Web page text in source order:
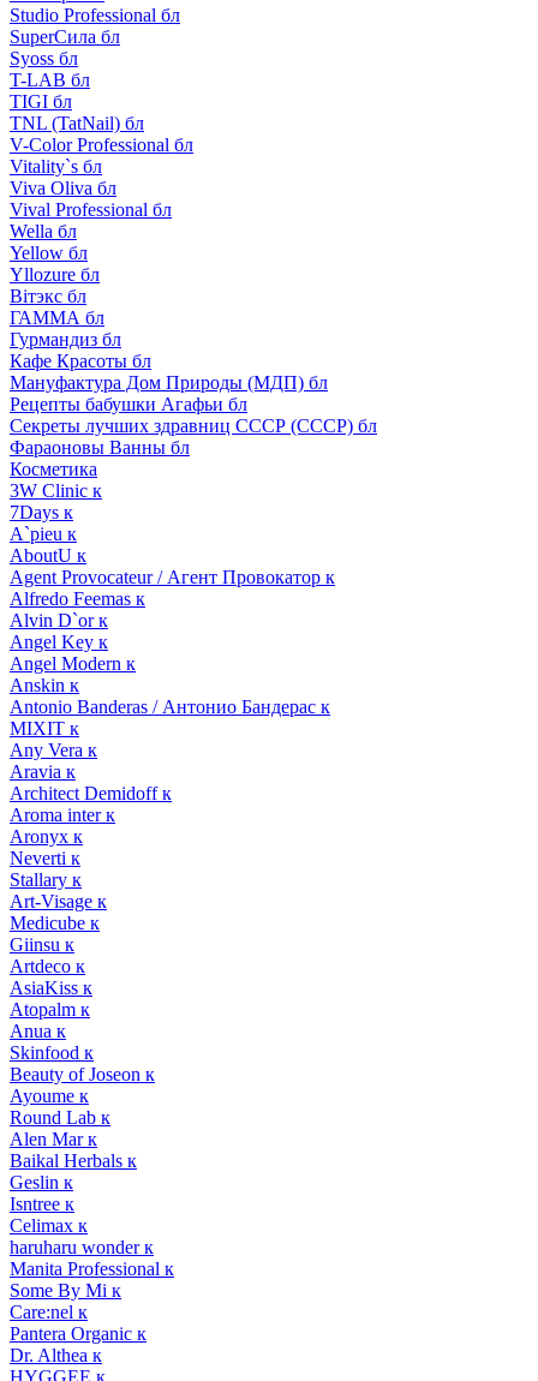
Studio Professional бл
SuperСила бл
Syoss бл
T-LAB бл
TIGI бл
TNL (TatNail) бл
V-Color Professional бл
Vitality`s бл
Viva Oliva бл
Vival Professional бл
Wella бл
Yellow бл
Yllozure бл
Вiтэкс бл
ГАММА бл
Гурмандиз бл
Кафе Красоты бл
Мануфактура Дом Природы (МДП) бл
Рецепты бабушки Агафьи бл
Секреты лучших здравниц СССР (СССР) бл
Фараоновы Ванны бл
Косметика
3W Clinic к
7Days к
A`pieu к
AboutU к
Agent Provocateur / Агент Провокатор к
Alfredo Feemas к
Alvin D`or к
Angel Key к
Angel Modern к
Anskin к
Antonio Banderas / Антонио Бандерас к
MIXIT к
Any Vera к
Aravia к
Architect Demidoff к
Aroma inter к
Aronyx к
Neverti к
Stallary к
Art-Visage к
Medicube к
Giinsu к
Artdeco к
AsiaKiss к
Atopalm к
Anua к
Skinfood к
Beauty of Joseon к
Ayoume к
Round Lab к
Alen Mar к
Baikal Herbals к
Geslin к
Isntree к
Celimax к
haruharu wonder к
Manita Professional к
Some By Mi к
Care:nel к
Pantera Organic к
Dr. Althea к
HYGGEE к